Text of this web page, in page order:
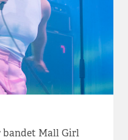
bandet Mall Girl